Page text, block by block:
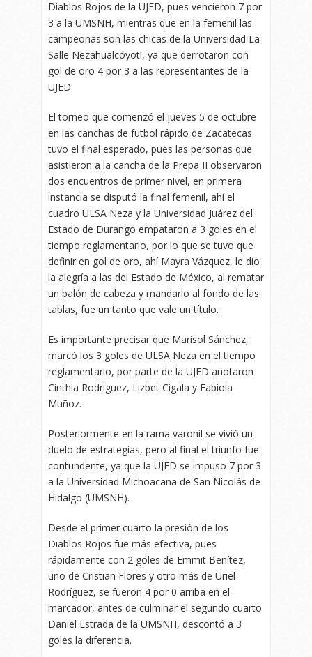
Diablos Rojos de la UJED, pues vencieron 7 por
3 a la UMSNH, mientras que en la femenil las
campeonas son las chicas de la Universidad La
Salle Nezahualcóyotl, ya que derrotaron con
gol de oro 4 por 3 a las representantes de la
UJED.
El torneo que comenzó el jueves 5 de octubre
en las canchas de futbol rápido de Zacatecas
tuvo el final esperado, pues las personas que
asistieron a la cancha de la Prepa II observaron
dos encuentros de primer nivel, en primera
instancia se disputó la final femenil, ahí el
cuadro ULSA Neza y la Universidad Juárez del
Estado de Durango empataron a 3 goles en el
tiempo reglamentario, por lo que se tuvo que
definir en gol de oro, ahí Mayra Vázquez, le dio
la alegría a las del Estado de México, al rematar
un balón de cabeza y mandarlo al fondo de las
tablas, fue un tanto que vale un título.
Es importante precisar que Marisol Sánchez,
marcó los 3 goles de ULSA Neza en el tiempo
reglamentario, por parte de la UJED anotaron
Cinthia Rodríguez, Lizbet Cigala y Fabiola
Muñoz.
Posteriormente en la rama varonil se vivió un
duelo de estrategias, pero al final el triunfo fue
contundente, ya que la UJED se impuso 7 por 3
a la Universidad Michoacana de San Nicolás de
Hidalgo (UMSNH).
Desde el primer cuarto la presión de los
Diablos Rojos fue más efectiva, pues
rápidamente con 2 goles de Emmit Benítez,
uno de Cristian Flores y otro más de Uriel
Rodríguez, se fueron 4 por 0 arriba en el
marcador, antes de culminar el segundo cuarto
Daniel Estrada de la UMSNH, descontó a 3
goles la diferencia.